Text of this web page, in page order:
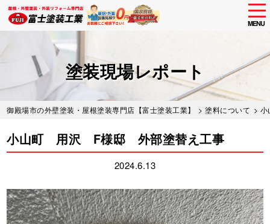
MENU
塗装現場レポート
御殿場市の外壁塗装・屋根塗装専門店【富士塗装工業】 >塗料について >
小山町 用沢 F様邸 外部塗替え工事
2024.6.13